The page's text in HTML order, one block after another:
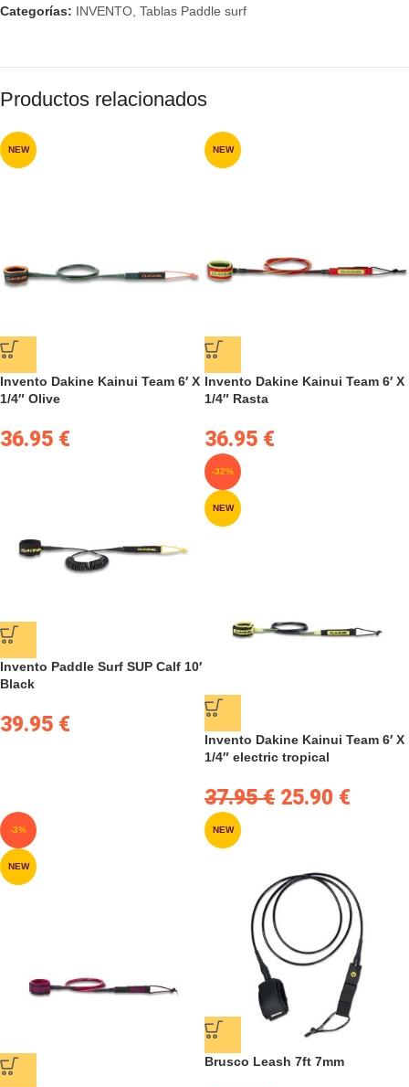
Categorías: INVENTO, Tablas Paddle surf
Productos relacionados
NEW
Invento Dakine Kainui Team 6′ X
1/4″ Olive
36.95 €
NEW
Invento Dakine Kainui Team 6′ X
1/4″ Rasta
36.95 €
Invento Paddle Surf SUP Calf 10′
Black
39.95 €
-32%
NEW
Invento Dakine Kainui Team 6′ X
1/4″ electric tropical
37.95€ 25.90 €
-3%
NEW
NEW
Brusco Leash 7ft 7mm